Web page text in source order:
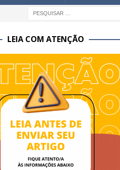
LEIA COM ATENÇÃO